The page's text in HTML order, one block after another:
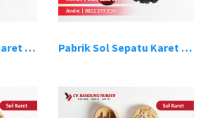
Pabrik Sol Sepatu Karet Bandung 15 Pabrik Sol Sepatu Karet Bandung 16